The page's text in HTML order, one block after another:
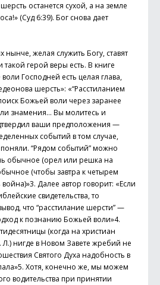
останется сухой, а на земле
(Суд 6:39). Бог снова дает
желая служить Богу, ставят
герой веры есть. В книге
Господней есть целая глава,
шерсть»: «“Расстиланием
Божьей воли через заранее
знамения… Вы молитесь и
ваши предположения —
событий в том случае,
“Рядом событий” можно
обычное (орел или решка на
(чтобы завтра к четырем
Далее автор говорит: «Если
свидетельства, то
что “расстилание шерсти” —
к познанию Божьей воли»4.
(когда на христиан
нигде в Новом Завете жребий не
Святого Духа надобность в
Хотя, конечно же, мы можем
водительства при принятии